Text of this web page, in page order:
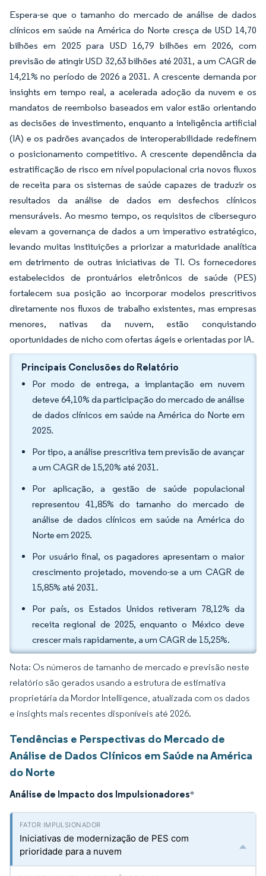
Espera-se que o tamanho do mercado de análise de dados
clínicos em saúde na América do Norte cresça de USD 14,70
bilhões em 2025 para USD 16,79 bilhões em 2026, com
previsão de atingir USD 32,63 bilhões até 2031, a um CAGR de
14,21% no período de 2026 a 2031. A crescente demanda por
insights em tempo real, a acelerada adoção da nuvem e os
mandatos de reembolso baseados em valor estão orientando
as decisões de investimento, enquanto a inteligência artificial
(IA) e os padrões avançados de interoperabilidade redefinem
o posicionamento competitivo. A crescente dependência da
estratificação de risco em nível populacional cria novos fluxos
de receita para os sistemas de saúde capazes de traduzir os
resultados da análise de dados em desfechos clínicos
mensuráveis. Ao mesmo tempo, os requisitos de ciberseguro
elevam a governança de dados a um imperativo estratégico,
levando muitas instituições a priorizar a maturidade analítica
em detrimento de outras iniciativas de TI. Os fornecedores
estabelecidos de prontuários eletrônicos de saúde (PES)
fortalecem sua posição ao incorporar modelos prescritivos
diretamente nos fluxos de trabalho existentes, mas empresas
menores, nativas da nuvem, estão conquistando
oportunidades de nicho com ofertas ágeis e orientadas por IA.
Principais Conclusões do Relatório
Por modo de entrega, a implantação em nuvem
deteve 64,10% da participação do mercado de análise
de dados clínicos em saúde na América do Norte em
2025.
Por tipo, a análise prescritiva tem previsão de avançar
a um CAGR de 15,20% até 2031.
Por aplicação, a gestão de saúde populacional
representou 41,85% do tamanho do mercado de
análise de dados clínicos em saúde na América do
Norte em 2025.
Por usuário final, os pagadores apresentam o maior
crescimento projetado, movendo-se a um CAGR de
15,85% até 2031.
Por país, os Estados Unidos retiveram 78,12% da
receita regional de 2025, enquanto o México deve
crescer mais rapidamente, a um CAGR de 15,25%.
Nota: Os números de tamanho de mercado e previsão neste
relatório são gerados usando a estrutura de estimativa
proprietária da Mordor Intelligence, atualizada com os dados
e insights mais recentes disponíveis até 2026.
Tendências e Perspectivas do Mercado de
Análise de Dados Clínicos em Saúde na América
do Norte
Análise de Impacto dos Impulsionadores*
Iniciativas de modernização de PES com
prioridade para a nuvem